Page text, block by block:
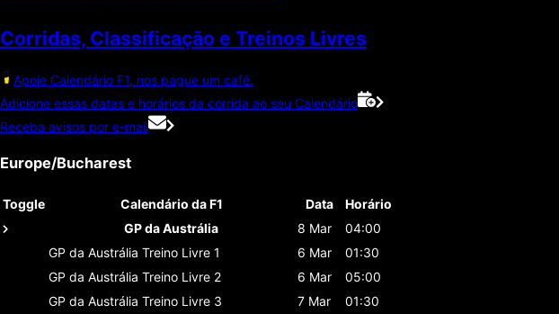
Corridas, Classificaçāo e Treinos Livres
Apoie Calendário F1, nos pague um café.
Adicione essas datas e horários da corrida ao seu Calendário
Receba avisos por e-mail
Europe/Bucharest
Toggle Calendário da F1 Data
Horário
GP da Austrália
8 Mar
04:00
GP da Austrália Treino Livre 1 6 Mar
01:30
GP da Austrália Treino Livre 2 6 Mar
05:00
GP da Austrália Treino Livre 3 7 Mar
01:30